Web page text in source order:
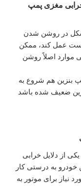
مغزی پمپ
در روشن شدن
عمل کند، ممکن
موارد اصلاً روشن
پژو 206 ، مغزی پمپ بنزین هم شروع به
ضعیف شده باشد
پژو 206 می‌تواند یکی از دلایل خرابی
به درستی کار
نیاز برای موتور به